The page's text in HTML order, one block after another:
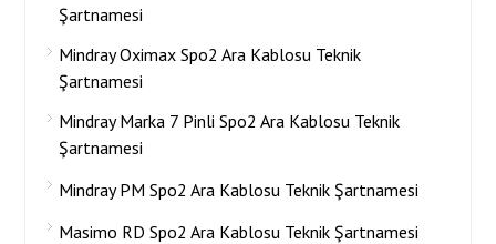
Şartnamesi
Mindray Oximax Spo2 Ara Kablosu Teknik
Şartnamesi
Mindray Marka 7 Pinli Spo2 Ara Kablosu Teknik
Şartnamesi
Mindray PM Spo2 Ara Kablosu Teknik Şartnamesi
Masimo RD Spo2 Ara Kablosu Teknik Şartnamesi